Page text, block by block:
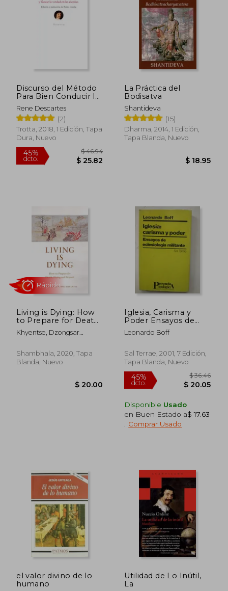
45%
dcto. $ 18.99
45%
dcto.
$ 24.90 dcto.
Discurso del Método
Para Bien Conducir la
Razón y Buscar la
Verdad en las Ciencias
Rene Descartes
(2)
Trotta, 2018, 1 Edición, Tapa
Dura, Nuevo
La Práctica del
Bodisatva
Shantideva
(15)
Dharma, 2014, 1 Edición,
Tapa Blanda, Nuevo
Living is Dying: How
to Prepare for Death,
Dying and Beyond
(en Inglés)
Khyentse, Dzongsar
Shambhala, 2020, Tapa
Blanda, Nuevo
Iglesia, Carisma y
Poder Ensayos de
Eclesiologia Militante
Leonardo Boff
Sal Terrae, 2001, 7 Edición,
Tapa Blanda, Nuevo
Disponible Usado
en Buen Estado a$ 17.63
Comprar Usado
el valor divino de lo
humano
Utilidad de Lo Inútil,
La